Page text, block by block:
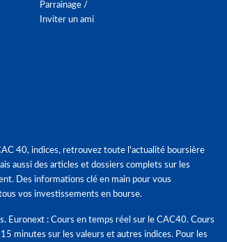
Parrainage /
Inviter un ami
40, indices, retrouvez toute l'actualité boursière
aussi des articles et dossiers complets sur les
Des informations clé en main pour vous
vos investissements en bourse.
Euronext : Cours en temps réel sur le CAC40. Cours
15 minutes sur les valeurs et autres indices. Pour les